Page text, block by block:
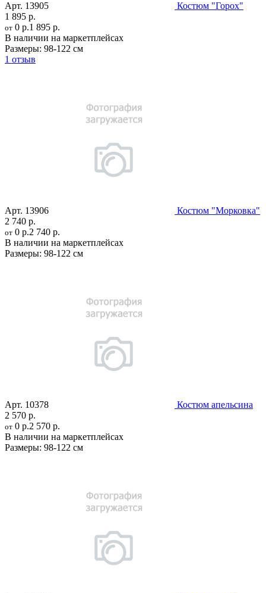
Арт. 13905
Костюм "Горох"
1 895 р.
от 0 р.1 895 р.
В наличии на маркетплейсах
Размеры: 98-122 см
1 отзыв
Арт. 13906
Костюм "Морковка"
2 740 р.
от 0 р.2 740 р.
В наличии на маркетплейсах
Размеры: 98-122 см
Арт. 10378
Костюм апельсина
2 570 р.
от 0 р.2 570 р.
В наличии на маркетплейсах
Размеры: 98-122 см